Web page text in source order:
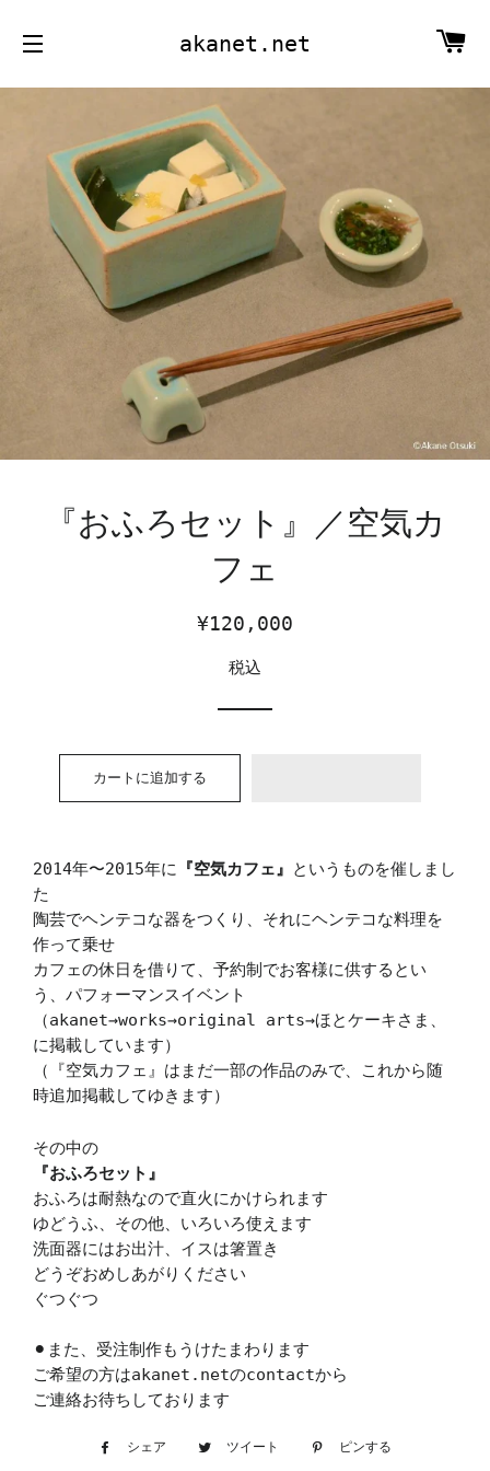
akanet.net
『おふろセット』／空気カ
フェ
通
販
¥120,000
税込
カートに追加する
2014年〜2015年に 『空気カフェ』 というものを催しまし
た
陶芸でヘンテコな器をつくり、それにヘンテコな料理を
作って乗せ
カフェの休日を借りて、予約制でお客様に供するとい
う、パフォーマンスイベント
（akanet→works→original arts→ほとケーキさま、
に掲載しています）
（『空気カフェ』はまだ一部の作品のみで、これから随
時追加掲載してゆきます）
その中の
『おふろセット』
おふろは耐熱なので直火にかけられます
ゆどうふ、その他、いろいろ使えます
洗面器にはお出汁、イスは箸置き
どうぞおめしあがりください
ぐつぐつ
⚫︎また、受注制作もうけたまわります
ご希望の方はakanet.netのcontactから
ご連絡お待ちしております
シェア
Facebookツイート
Twitterピンする